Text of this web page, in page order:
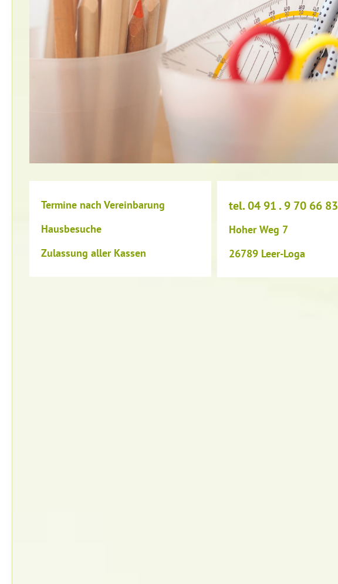
Termine nach Vereinbarung
Hausbesuche
Zulassung aller Kassen
tel. 04 91 . 9 70 66 83
Hoher Weg 7
26789 Leer-Loga